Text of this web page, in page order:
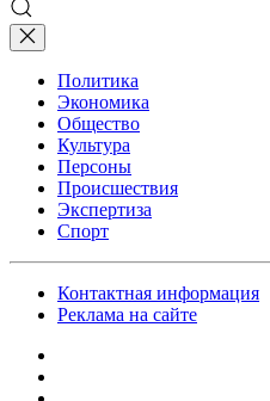
Политика
Экономика
Общество
Культура
Персоны
Происшествия
Экспертиза
Спорт
Контактная информация
Реклама на сайте